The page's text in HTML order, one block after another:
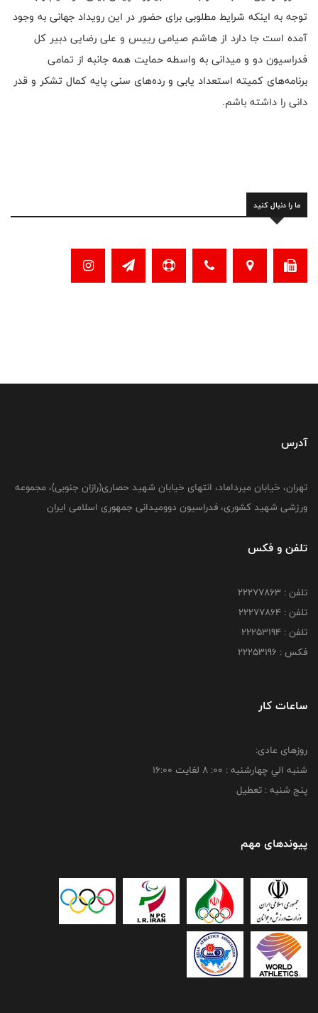
توجه به اینکه شرایط مطلوبی برای حضور در این رویداد جهانی به وجود
آمده است جا دارد از هاشم صیامی رییس و علی رضایی دبیر کل
فدراسیون دو و میدانی به واسطه حمایت همه جانبه از تمامی
برنامه‌های کمیته استعداد یابی و رده‌های سنی پایه کمال تشکر و قدر
دانی را داشته باشم.
ما را دنبال کنید
آدرس
تهران، خیابان میرداماد، انتهای خیابان شهید حصاری(رازان جنوبی)، مجموعه
ورزشی شهید کشوری، فدراسیون دوومیدانی جمهوری اسلامی ایران
تلفن و فکس
تلفن : 22277863
تلفن : 22277864
تلفن : 22253194
فکس : 22253196
ساعات کار
روزهای عادی:
شنبه الي چهارشنبه : 00: 8 لغايت 16:00
پنج شنبه : تعطیل
پیوندهای مهم